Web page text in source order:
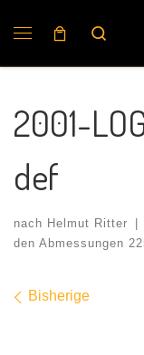
2001-
def
nach Helmut Ritter
den Abmessungen
Bilder
Bisherige